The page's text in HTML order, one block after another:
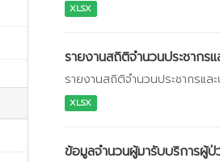
XLSX
รายงานสถิติจำนวนประชาก
รายงานสถิติจำนวนประชากรแ
XLSX
ข้อมูลจำนวนผู้มารับบริการผู้